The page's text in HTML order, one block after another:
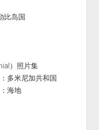
比岛国
）照片集
多米尼加共和国
海地